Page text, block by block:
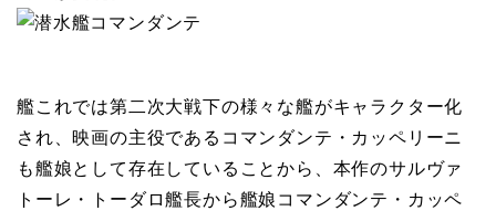
艦これでは第二次大戦下の様々な艦がキャラクター化
され、映画の主役であるコマンダンテ・カッペリーニ
も艦娘として存在していることから、本作のサルヴァ
トーレ・トーダロ艦長から艦娘コマンダンテ・カッペ